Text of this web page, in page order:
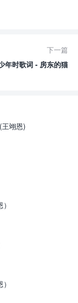
下一篇
年时歌词 - 房东的猫
翊恩)